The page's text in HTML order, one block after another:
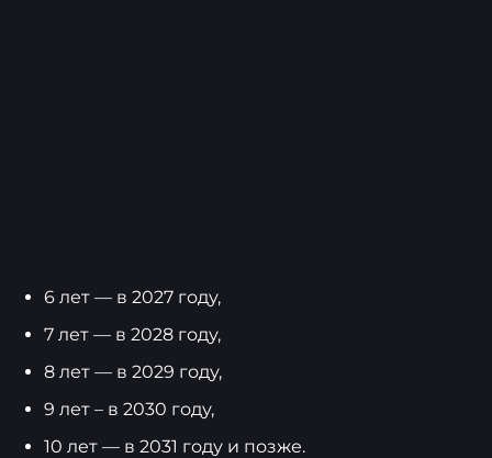
6 лет — в 2027 году,
7 лет — в 2028 году,
8 лет — в 2029 году,
9 лет – в 2030 году,
10 лет — в 2031 году и позже.